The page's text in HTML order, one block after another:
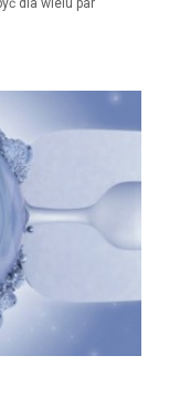
dla wielu par